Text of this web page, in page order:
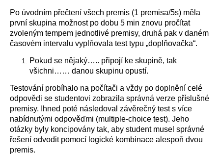
Po úvodním přečtení všech premis (1 premisa/5s) měla
první skupina možnost po dobu 5 min znovu pročítat
zvoleným tempem jednotlivé premisy, druhá pak v daném
časovém intervalu vyplňovala test typu „doplňovačka“.
Pokud se nějaký….. připojí ke skupině, tak
všichni…… danou skupinu opustí.
Testování probíhalo na počítači a vždy po doplnění celé
odpovědi se studentovi zobrazila správná verze příslušné
premisy. Ihned poté následoval závěrečný test s více
nabídnutými odpověďmi (multiple-choice test). Jeho
otázky byly koncipovány tak, aby student musel správné
řešení odvodit pomocí logické kombinace alespoň dvou
premis.